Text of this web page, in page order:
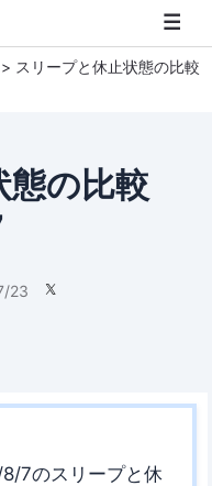
> スリープと休止状態の比較
態の比較
23 
7のスリープと休